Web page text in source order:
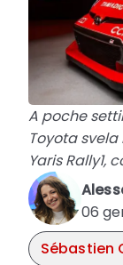
A poche
Toyota
Yaris Rally1,
06
Sébastien